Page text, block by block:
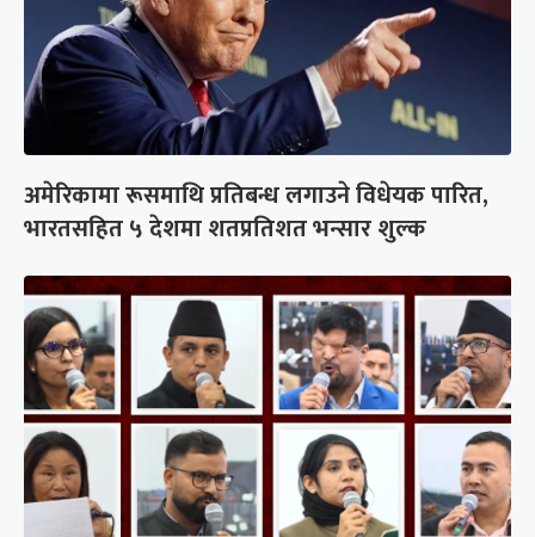
अमेरिकामा रूसमाथि प्रतिबन्ध लगाउने विधेयक पारित,
भारतसहित ५ देशमा शतप्रतिशत भन्सार शुल्क